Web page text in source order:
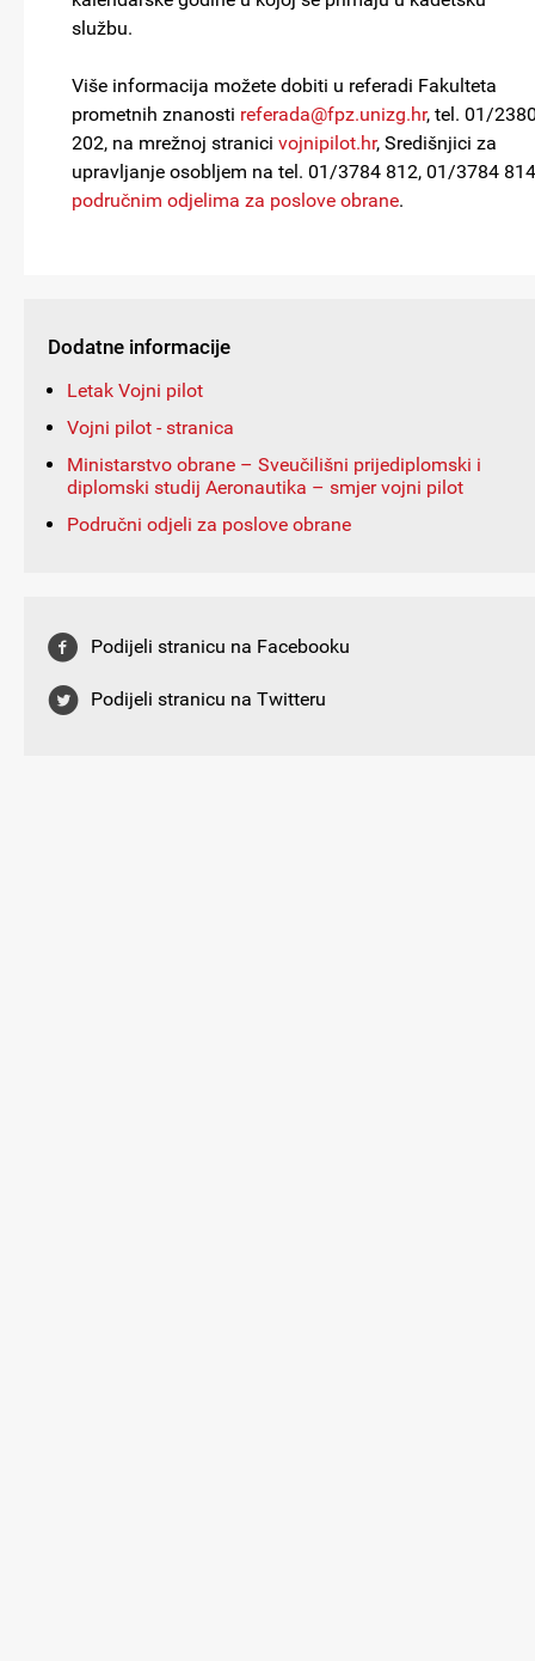
službu.
Više informacija možete dobiti u referadi Fakulteta
prometnih znanosti referada@fpz.unizg.hr, tel. 01/
202, na mrežnoj stranici vojnipilot.hr, Središnjici za
upravljanje osobljem na tel. 01/3784 812, 01/3784
područnim odjelima za poslove obrane.
Dodatne informacije
Letak Vojni pilot
Vojni pilot - stranica
Ministarstvo obrane – Sveučilišni prijediplomski i
diplomski studij Aeronautika – smjer vojni pilot
Područni odjeli za poslove obrane
Podijeli stranicu na Facebooku
Podijeli stranicu na Twitteru